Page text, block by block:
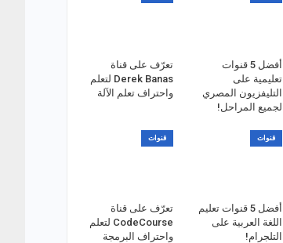
أفضل 5 قنوات
تعليمية على
التليفزيون المصري
لجميع المراحل!
تعرّف على قناة
Derek Banas لتعلم
واحتراف تعلم الآلة
قنوات
أفضل 5 قنوات تعليم
اللغة العربية على
التلجرام!
قنوات
تعرّف على قناة
CodeCourse لتعلم
واحتراف البرمجة